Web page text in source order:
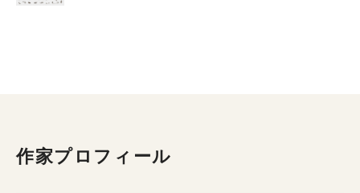
作家プロフィール